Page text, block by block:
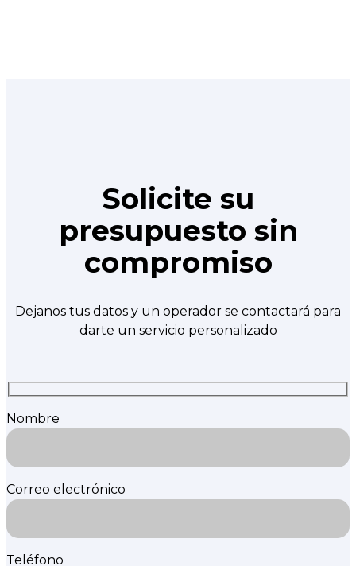
Solicite su
presupuesto sin
compromiso
Dejanos tus datos y un operador se contactará para
darte un servicio personalizado
Nombre
Correo electrónico
Teléfono